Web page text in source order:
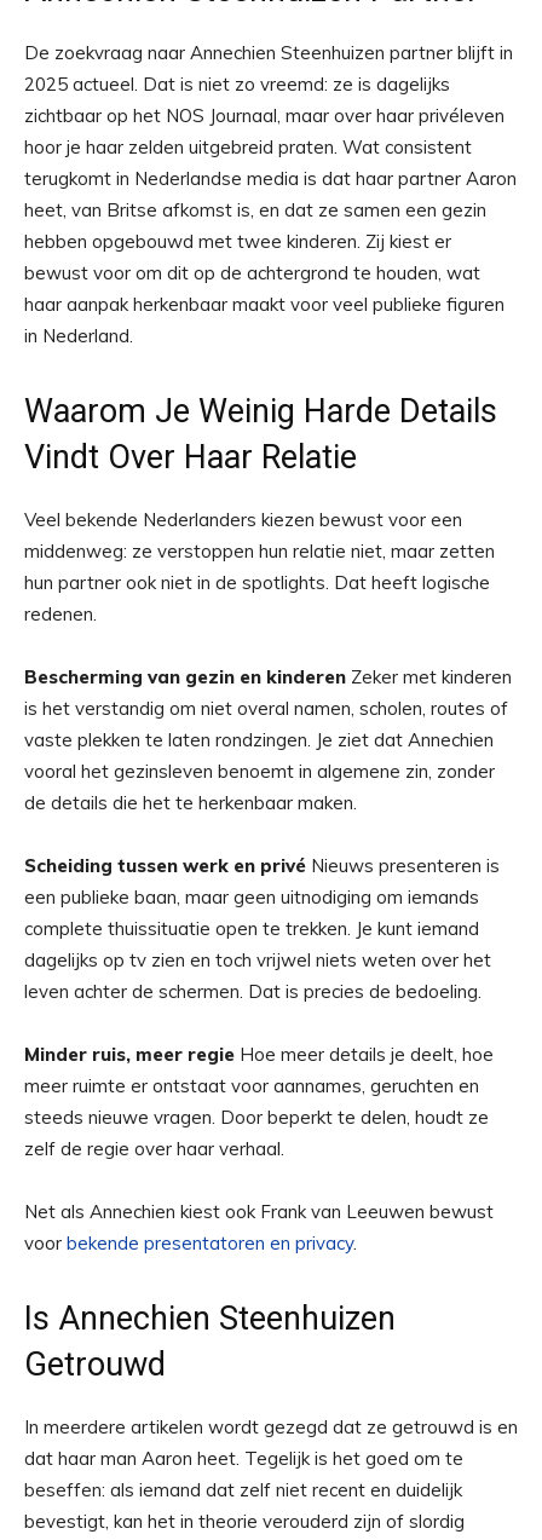
De zoekvraag naar Annechien Steenhuizen partner blijft in
2025 actueel. Dat is niet zo vreemd: ze is dagelijks
zichtbaar op het NOS Journaal, maar over haar privéleven
hoor je haar zelden uitgebreid praten. Wat consistent
terugkomt in Nederlandse media is dat haar partner Aaron
heet, van Britse afkomst is, en dat ze samen een gezin
hebben opgebouwd met twee kinderen. Zij kiest er
bewust voor om dit op de achtergrond te houden, wat
haar aanpak herkenbaar maakt voor veel publieke figuren
in Nederland.
Waarom Je Weinig Harde Details
Vindt Over Haar Relatie
Veel bekende Nederlanders kiezen bewust voor een
middenweg: ze verstoppen hun relatie niet, maar zetten
hun partner ook niet in de spotlights. Dat heeft logische
redenen.
Bescherming van gezin en kinderen Zeker met kinderen
is het verstandig om niet overal namen, scholen, routes of
vaste plekken te laten rondzingen. Je ziet dat Annechien
vooral het gezinsleven benoemt in algemene zin, zonder
de details die het te herkenbaar maken.
Scheiding tussen werk en privé Nieuws presenteren is
een publieke baan, maar geen uitnodiging om iemands
complete thuissituatie open te trekken. Je kunt iemand
dagelijks op tv zien en toch vrijwel niets weten over het
leven achter de schermen. Dat is precies de bedoeling.
Minder ruis, meer regie Hoe meer details je deelt, hoe
meer ruimte er ontstaat voor aannames, geruchten en
steeds nieuwe vragen. Door beperkt te delen, houdt ze
zelf de regie over haar verhaal.
Net als Annechien kiest ook Frank van Leeuwen bewust
voor bekende presentatoren en privacy.
Is Annechien Steenhuizen
Getrouwd
In meerdere artikelen wordt gezegd dat ze getrouwd is en
dat haar man Aaron heet. Tegelijk is het goed om te
beseffen: als iemand dat zelf niet recent en duidelijk
bevestigt, kan het in theorie verouderd zijn of slordig